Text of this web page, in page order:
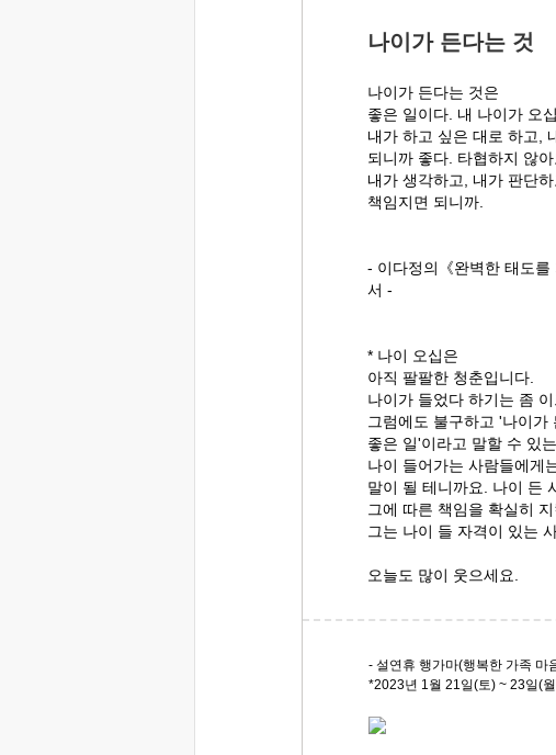
나이가 든다는 것
나이가 든다는 것은
좋은 일이다. 내 나이가 오
내가 하고 싶은 대로 하고,
되니까 좋다. 타협하지 않
내가 생각하고, 내가 판단하
책임지면 되니까.
- 이다정의《완벽한 태도
서 -
* 나이 오십은
아직 팔팔한 청춘입니다.
나이가 들었다 하기는 좀 이
그럼에도 불구하고 '나이가
좋은 일'이라고 말할 수 있
나이 들어가는 사람들에게
말이 될 테니까요. 나이 든
그에 따른 책임을 확실히
그는 나이 들 자격이 있는
오늘도 많이 웃으세요.
- 설연휴 행가마(행복한 가족 마
*2023년 1월 21일(토) ~ 23일(